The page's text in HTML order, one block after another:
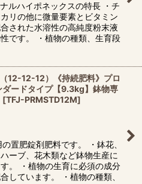
ルハイポネックスの特長 ・チ
リの他に微量要素とビタミン
された水溶性の高純度粉末液
です。 ・植物の種類、生育段
12-12-12）《持続肥料》プロ
ダードタイプ【9.3kg】鉢物専
[TFJ-PRMSTD12M]
置肥錠剤肥料です。 ・鉢花、
ーブ、花木類など鉢物生産に
。 ・植物の生育に必須の成分
しています。 ・植物の種類、